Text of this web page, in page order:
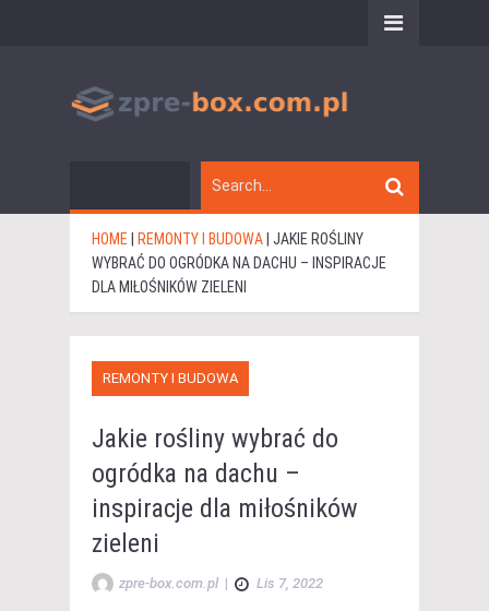
HOME REMONTY I BUDOWA JAKIE ROŚLINY
WYBRAĆ DO OGRÓDKA NA DACHU – INSPIRACJE
DLA MIŁOŚNIKÓW ZIELENI
REMONTY I BUDOWA
Jakie rośliny wybrać do
ogródka na dachu –
inspiracje dla miłośników
zieleni
zpre-box.com.pl | Lis 7, 2022